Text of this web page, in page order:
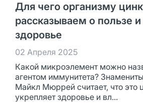
Для чего организму
рассказываем о пользе
здоровье
02 Апреля 2025
Какой микроэлемент можно
агентом иммунитета?
Майкл Мюррей считает, что это
укрепляет здоровье и вл...